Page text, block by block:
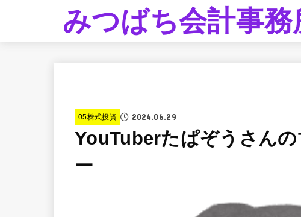
みつばち会計事務
05株式投資 2024.06.29
YouTuberたぱぞうさん
ー